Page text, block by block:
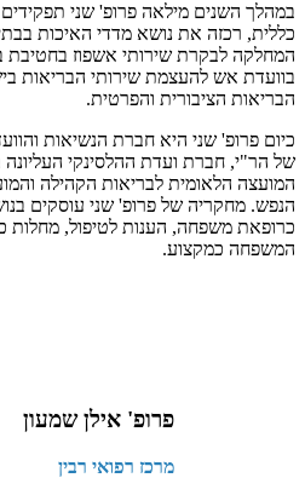
במהלך השנים מילאה פרופ' שני
כללית, רכזה את נושא מדדי האיכות
המחלקה לבקרת שירותי אשפוז בחטיבת
בוועדת אש להעצמת שירותי הבריאות
הבריאות הציבורית והפרטית.
כיום פרופ' שני היא חברת הנשיאות
של הר"י, חברת ועדת ההלסינקי
המועצה הלאומית לבריאות הקהילה
הנפש. מחקריה של פרופ' שני עוסקים
כרופאת משפחה, הענות לטיפול, מחלות
המשפחה כמקצוע.
פרופ' אילן שמעון
מרכז רפואי רבין